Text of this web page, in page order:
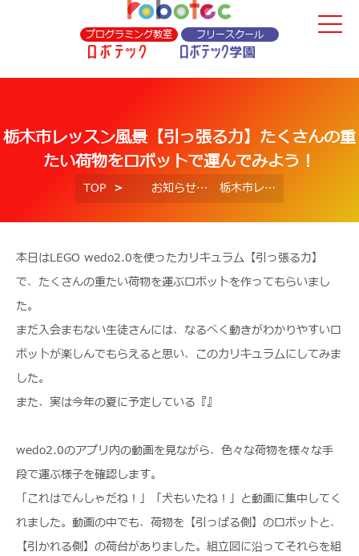
プログラミング教室 フリースクール
栃木市レッスン風景【引っ張る力】たくさんの重
たい荷物をロボットで運んでみよう！
TOP お知らせ 栃木市レッスン風景【引っ張る力】たくさんの重たい荷物をロボットで運んでみよう！
本日はLEGO wedo2.0を使ったカリキュラム【引っ張る力】
で、たくさんの重たい荷物を運ぶロボットを作ってもらいまし
た。
まだ入会まもない生徒さんには、なるべく動きがわかりやすいロ
ボットが楽しんでもらえると思い、このカリキュラムにしてみま
した。
また、実は今年の夏に予定している『』
wedo2.0のアプリ内の動画を見ながら、色々な荷物を様々な手
段で運ぶ様子を確認します。
「これはでんしゃだね！」「犬もいたね！」と動画に集中してく
れました。動画の中でも、荷物を【引っぱる側】のロボットと、
【引かれる側】の荷台がありました。組立図に沿ってそれらを組